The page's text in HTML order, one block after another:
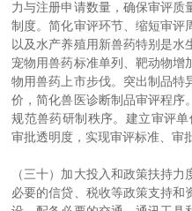
力与注册申请数量，确保审评质
制度。简化审评环节、缩短审评
以及水产养殖用新兽药特别是水
宠物用兽药标准单列、靶动物增
物用兽药上市步伐。突出制品特
价，简化兽医诊断制品审评程序
规范兽药研制秩序。建立审评
审批透明度，实现审评标准、审
（三十）加大投入和政策扶持
必要的信贷、税收等政策支持和